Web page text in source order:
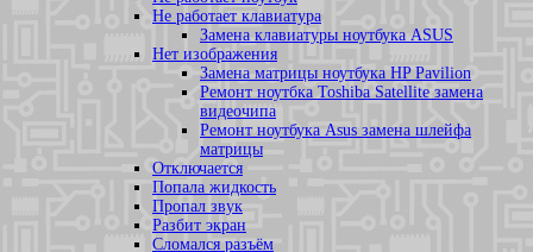
Не работает клавиатура
Замена клавиатуры ноутбука ASUS
Нет изображения
Замена матрицы ноутбука HP Pavilion
Ремонт ноутбка Toshiba Satellite замена
видеочипа
Ремонт ноутбука Asus замена шлейфа
матрицы
Отключается
Попала жидкость
Пропал звук
Разбит экран
Сломался разъём